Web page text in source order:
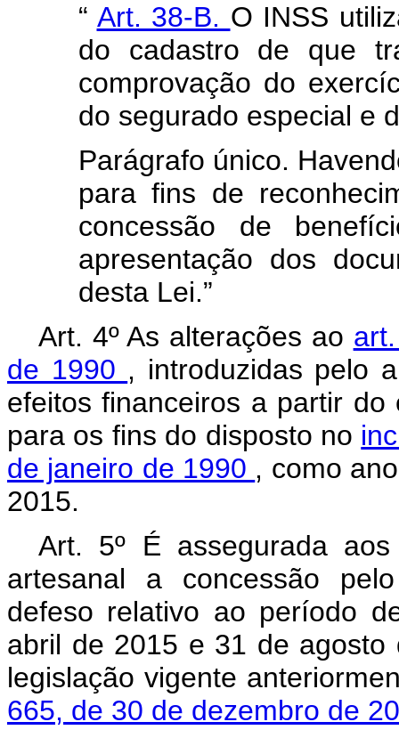
“ Art. 38-B. O INSS
do cadastro de que
comprovação do
do segurado especial e
Parágrafo único.
para fins de
concessão de
apresentação dos
desta Lei.”
Art. 4º As alterações ao
de 1990 , introduzidas pelo
efeitos financeiros a partir
para os fins do disposto no
de janeiro de 1990 , como
2015.
Art. 5º É assegurada aos
artesanal a concessão
defeso relativo ao período
abril de 2015 e 31 de
legislação vigente
665, de 30 de dezembro de